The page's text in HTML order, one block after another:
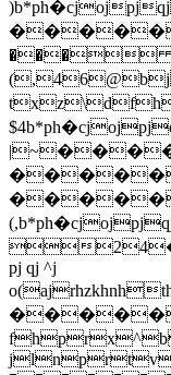
���

pj qj ^j